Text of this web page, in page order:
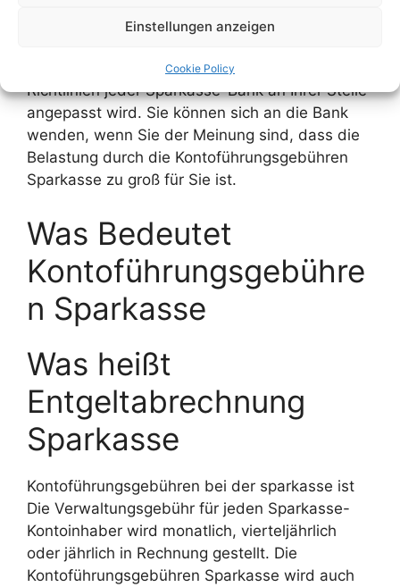
Einstellungen anzeigen
Cookie Policy
für Studenteneinlagen verfügbar. Ja, es stimmt,
Einzahlungen von Studenten gemäß den
Richtlinien jeder Sparkasse-Bank an Ihrer Stelle
angepasst wird. Sie können sich an die Bank
wenden, wenn Sie der Meinung sind, dass die
Belastung durch die Kontoführungsgebühren
Sparkasse zu groß für Sie ist.
Was Bedeutet
Kontoführungsgebühre
n Sparkasse
Was heißt
Entgeltabrechnung
Sparkasse
Kontoführungsgebühren bei der sparkasse ist
Die Verwaltungsgebühr für jeden Sparkasse-
Kontoinhaber wird monatlich, vierteljährlich
oder jährlich in Rechnung gestellt. Die
Kontoführungsgebühren Sparkasse wird auch